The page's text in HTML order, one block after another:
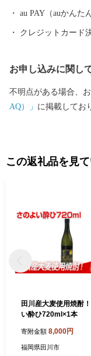
au PAY（auかんた
クレジットカード
お申し込みに関し
不明点がある場合、
AQ）」 に掲載してお
この返礼品を見
田川産大麦使用焼酎
い酔ひ720ml×1本
寄附金額 8,000円
福岡県田川市